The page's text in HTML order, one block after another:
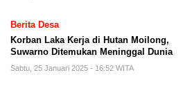
Berita Desa
Korban Laka Kerja di Hutan Moilong,
Suwarno Ditemukan Meninggal Dunia
Sabtu, 25 Januari 2025 - 16:52 WITA